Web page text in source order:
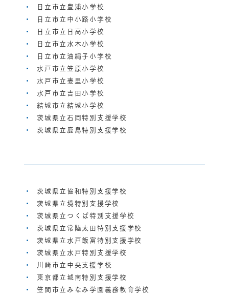
日立市立豊浦小学校
日立市立中小路小学校
日立市立日高小学校
日立市立水木小学校
日立市立油縄子小学校
水戸市立笠原小学校
水戸市立妻里小学校
水戸市立吉田小学校
結城市立結城小学校
茨城県立石岡特別支援学校
茨城県立鹿島特別支援学校
茨城県立協和特別支援学校
茨城県立境特別支援学校
茨城県立つくば特別支援学校
茨城県立常陸太田特別支援学校
茨城県立水戸飯富特別支援学校
茨城県立水戸特別支援学校
川崎市立中央支援学校
東京都立城南特別支援学校
笠間市立みなみ学園義務教育学校